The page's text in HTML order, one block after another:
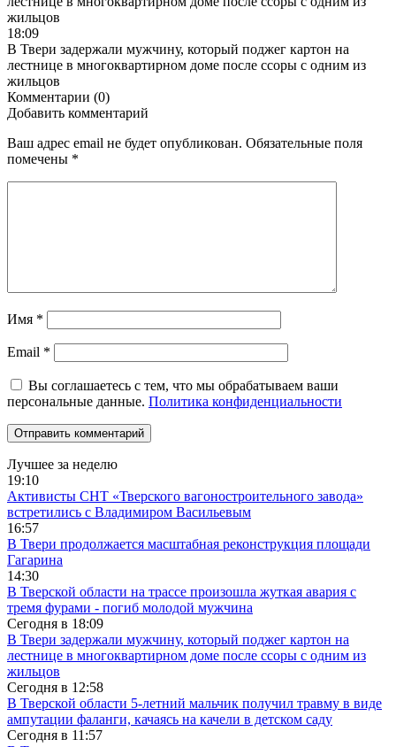
18:09
В Твери задержали мужчину, который поджег картон на
лестнице в многоквартирном доме после ссоры с одним из
жильцов
Комментарии (0)
Добавить комментарий
Ваш адрес email не будет опубликован. Обязательные поля
помечены *
Имя *
Email *
Вы соглашаетесь с тем, что мы обрабатываем ваши
персональные данные. Политика конфиденциальности
Лучшее за неделю
19:10
Активисты СНТ «Тверского вагоностроительного завода»
встретились с Владимиром Васильевым
16:57
В Твери продолжается масштабная реконструкция площади
Гагарина
14:30
В Тверской области на трассе произошла жуткая авария с
тремя фурами - погиб молодой мужчина
Сегодня в 18:09
В Твери задержали мужчину, который поджег картон на
лестнице в многоквартирном доме после ссоры с одним из
жильцов
Сегодня в 12:58
В Тверской области 5-летний мальчик получил травму в виде
ампутации фаланги, качаясь на качели в детском саду
Сегодня в 11:57